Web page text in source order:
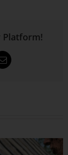
Platform!
Email